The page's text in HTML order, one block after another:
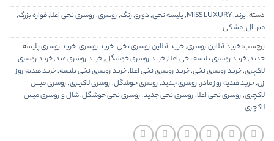
دسته:برند,
MISS LUXURY
,پلیسه نخی,دورو,رنگ,روسری,روسری نخی اعلا,قواره بزرگ,
متریال,مشکی
برچسب:خرید آنلاین روسری,خرید آنلاین روسری نخی,خرید روسری,خرید روسری پلیسه
جدید,خرید روسری پلیسه نخی اعلا,خرید روسری خوشگل,خرید روسری عید,خرید روسری
لاکچری,خرید روسری نخی,خرید روسری نخی اعلا,خرید روسری نخی پلیسه,خرید هدیه روز
زن,خرید هدیه روز مادر,روسری جدید,روسری خوشگل,روسری لاکچری,روسری میس
لاکچری,روسری نخی اعلا,روسری نخی جدید,روسری نخی خوشگل,شال و روسری میس
لاکچری